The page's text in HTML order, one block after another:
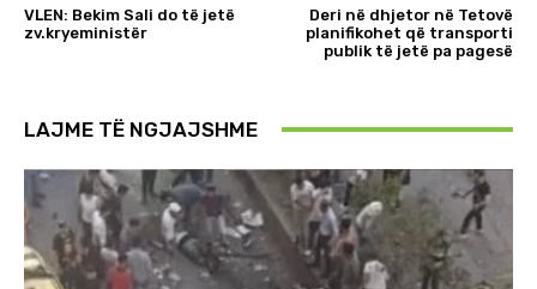
VLEN: Bekim Sali do të jetë
zv.kryeministër
Deri në dhjetor në Tetovë
planifikohet që transporti
publik të jetë pa pagesë
LAJME TË NGJAJSHME